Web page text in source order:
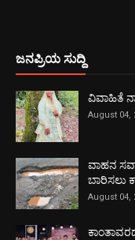
ಜನಪ್ರಿಯ ಸುದ್ದಿ
ವಿವಾಹಿತೆ
August 04,
ವಾಹನ
ಬಾರಿಸಲು
August 04,